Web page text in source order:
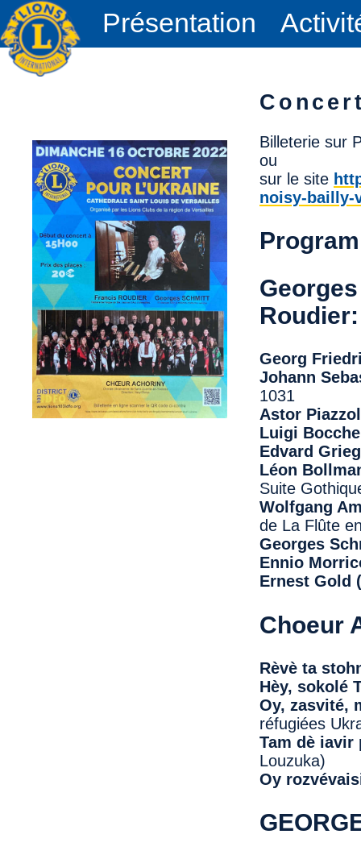
Présentation
Billeterie sur
ou
sur le site
noisy-bailly-
Georg
Johann
1031
Astor
Luigi
Edvard
Léon
Suite
Wolfgang
de La Flûte
Georges
Ennio
Ernest Gold
Choeur
Rèvè ta
Hèy, sokolé
Oy, zasvité,
réfugiées
Tam dè iavir
Louzuka)
Oy